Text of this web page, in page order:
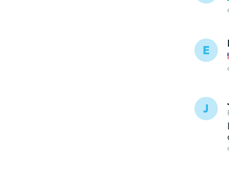
E
J